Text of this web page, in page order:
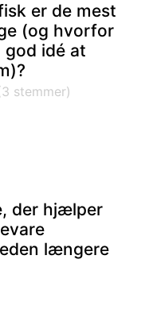
er de mest
(og hvorfor
god idé at
der hjælper
længere